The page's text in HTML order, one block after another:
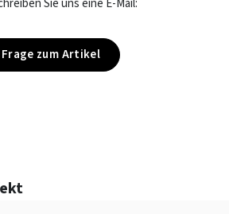
Sie uns eine E-Mail:
Frage zum Artikel